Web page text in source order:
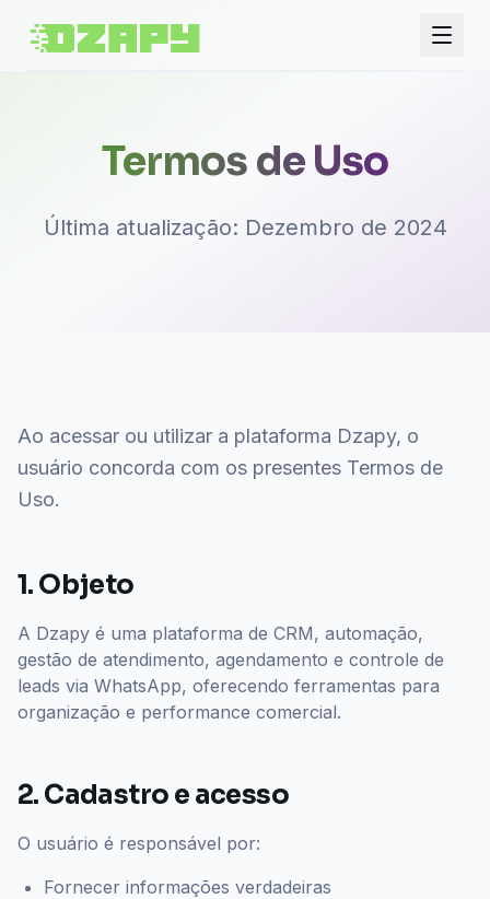
Como Funciona
Termos de Uso
Última atualização: Dezembro de 2024
Ao acessar ou utilizar a plataforma Dzapy, o
usuário concorda com os presentes Termos de
Uso.
1. Objeto
A Dzapy é uma plataforma de CRM, automação,
gestão de atendimento, agendamento e controle de
leads via WhatsApp, oferecendo ferramentas para
organização e performance comercial.
2. Cadastro e acesso
O usuário é responsável por:
Fornecer informações verdadeiras